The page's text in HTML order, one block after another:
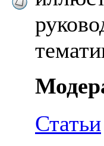
Статьи